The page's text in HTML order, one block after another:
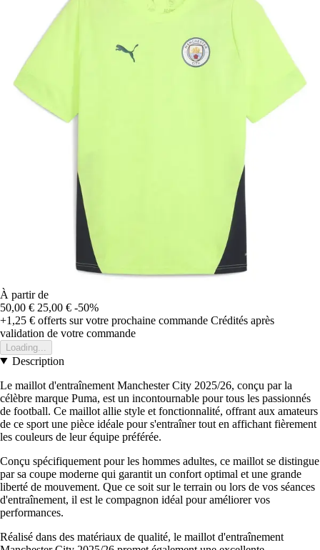
À partir de
50,00 € 25,00 € -50%
+1,25 € offerts sur votre prochaine commande Crédités après
validation de votre commande
Loading...
Description
Le maillot d'entraînement Manchester City 2025/26, conçu par la
célèbre marque Puma, est un incontournable pour tous les passionnés
de football. Ce maillot allie style et fonctionnalité, offrant aux amateurs
de ce sport une pièce idéale pour s'entraîner tout en affichant fièrement
les couleurs de leur équipe préférée.
Conçu spécifiquement pour les hommes adultes, ce maillot se distingue
par sa coupe moderne qui garantit un confort optimal et une grande
liberté de mouvement. Que ce soit sur le terrain ou lors de vos séances
d'entraînement, il est le compagnon idéal pour améliorer vos
performances.
Réalisé dans des matériaux de qualité, le maillot d'entraînement